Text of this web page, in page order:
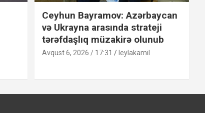
Ceyhun Bayramov: Azərbaycan
və Ukrayna arasında strateji
tərəfdaşlıq müzakirə olunub
Avqust 6, 2026 / 17:31 leylakamil